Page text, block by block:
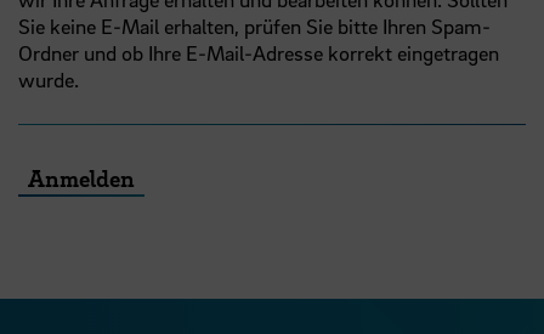
Sie keine E-Mail erhalten, prüfen Sie bitte Ihren Spam-
Ordner und ob Ihre E-Mail-Adresse korrekt eingetragen
wurde.
Anmelden